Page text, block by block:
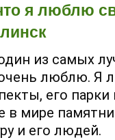
я люблю
из самых
люблю. Я
его парки
в мире
и его людей.